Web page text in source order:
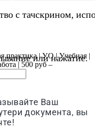
с тачскрином,
или нажатие.
практика | У.О | Учебная |
| 500 руб –
Ваш
документа, вы